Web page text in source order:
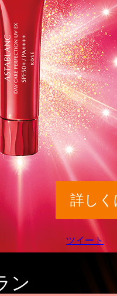
詳しく
ツイート
ン